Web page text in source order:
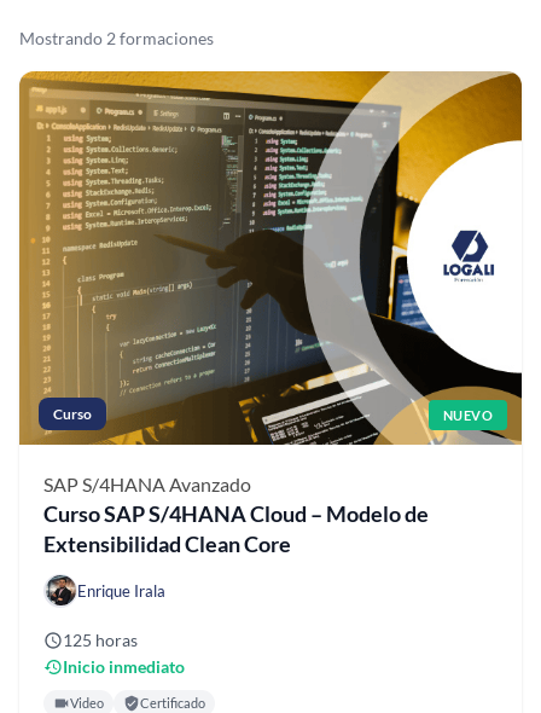
Mostrando 2 formaciones
Curso NUEVO
SAP S/4HANAAvanzado
Curso SAP S/4HANA Cloud – Modelo de
Extensibilidad Clean Core
Enrique Irala
125 horas
Inicio inmediato
Video Certificado